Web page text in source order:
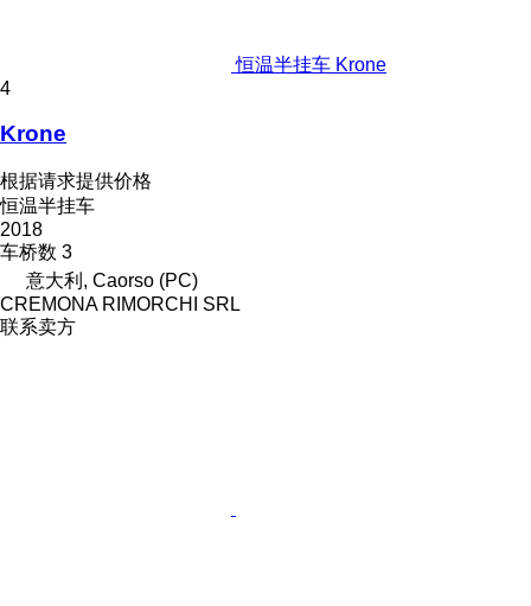
恒温半挂车 Krone
4
Krone
根据请求提供价格
恒温半挂车
2018
车桥数 3
意大利, Caorso (PC)
CREMONA RIMORCHI SRL
联系卖方